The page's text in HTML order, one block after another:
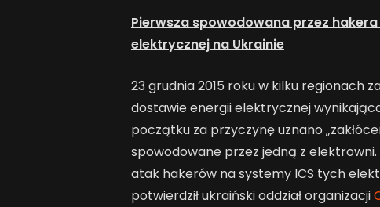
Pierwsza spowodowana przez
elektrycznej na Ukrainie
23 grudnia 2015 roku w kilku regionach
dostawie energii elektrycznej
początku za przyczynę uznano
spowodowane przez jedną z
atak hakerów na systemy ICS tych
potwierdził ukraiński oddział organizacji